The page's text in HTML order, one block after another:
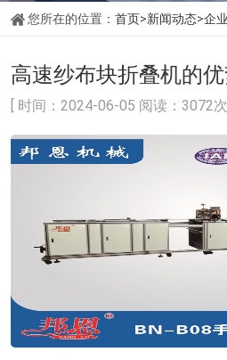
您所在的位置： 首页>新闻动态>企
高速纱布块折叠机的
[ 时间：2024-06-05 阅读：3072次 ]